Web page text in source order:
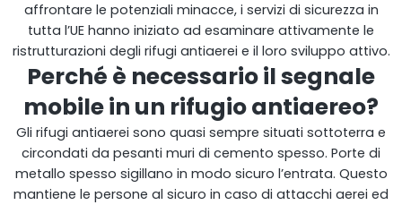
StellaPlanner
Pianificatore di installazione online
affrontare le potenziali minacce, i servizi di sicurezza in
tutta l’UE hanno iniziato ad esaminare attivamente le
ristrutturazioni degli rifugi antiaerei e il loro sviluppo attivo.
Perché è necessario il segnale
mobile in un rifugio antiaereo?
Gli rifugi antiaerei sono quasi sempre situati sottoterra e
circondati da pesanti muri di cemento spesso. Porte di
metallo spesso sigillano in modo sicuro l’entrata. Questo
mantiene le persone al sicuro in caso di attacchi aerei ed